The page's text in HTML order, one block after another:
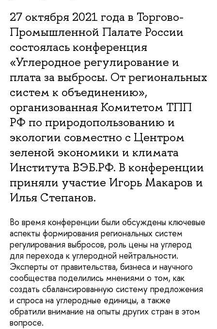
27 октября 2021 года в Торгово-
Промышленной Палате России
состоялась конференция
«Углеродное регулирование и
плата за выбросы. От региональных
систем к объединению»,
организованная Комитетом ТПП
РФ по природопользованию и
экологии совместно с Центром
зеленой экономики и климата
Института ВЭБ.РФ. В конференции
приняли участие Игорь Макаров и
Илья Степанов.
Во время конференции были обсуждены ключевые
аспекты формирования региональных систем
регулирования выбросов, роль цены на углерод
для перехода к углеродной нейтральности.
Эксперты от правительства, бизнеса и научного
сообщества поделились мнениями о том, как
создать сбалансированную систему предложения
и спроса на углеродные единицы, а также
обратили внимание на опыты других стран в этом
вопросе.